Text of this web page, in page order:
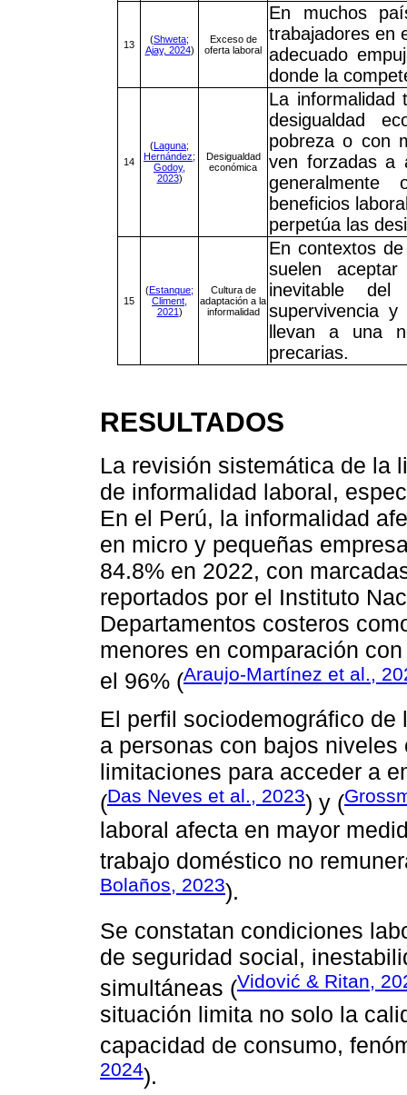
13 (Shweta;
Ajay, 2024)
Exceso de
oferta laboral
En muchos
trabajadores en
adecuado
donde la
14
(Laguna;
Hernández;
Godoy,
2023)
Desigualdad
económica
La informalidad
desigualdad
pobreza o con
ven forzadas a
generalmente
beneficios
perpetúa las
15
(Estanque;
Climent,
2021)
Cultura de
adaptación a la
informalidad
En contextos
suelen
inevitable
supervivencia
llevan a una
precarias.
RESULTADOS
La revisión sistemática de la
de informalidad laboral,
En el Perú, la informalidad
en micro y pequeñas
84.8% en 2022, con
reportados por el Instituto
Departamentos costeros
menores en comparación
el 96% (Araujo-Martínez et al.,
El perfil sociodemográfico
a personas con bajos
limitaciones para acceder a
(Das Neves et al., 2023) y (
laboral afecta en mayor
trabajo doméstico no
Bolaños, 2023).
Se constatan condiciones
de seguridad social,
simultáneas (Vidović & Ritan,
situación limita no solo la
capacidad de consumo,
2024).